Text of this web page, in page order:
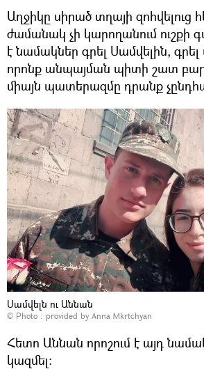
Աղջիկը սիրած տղայի զոհվելուց
ժամանակ չի կարողանում ուշքի
է նամակներ գրել Սամվելին,
որոնք անպայման պիտի շատ
միայն պատերազմը դրանք
Սամվելն ու Աննան
© Photo : provided by Anna Mkrtchyan
Հետո Աննան որոշում է այդ
կազմել։